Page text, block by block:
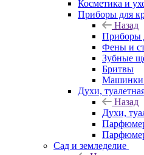
Косметика и
Приборы для
Назад
Приборы
Фены и
Зубные
Бритвы
Машинки
Духи,
Назад
Духи,
Сад и земледелие